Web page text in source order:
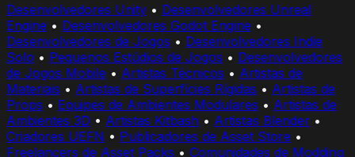
Desenvolvedores Unity • Desenvolvedores Unreal
Engine • Desenvolvedores Godot Engine •
Desenvolvedores de Jogos • Desenvolvedores Indie
Solo • Pequenos Estúdios de Jogos • Desenvolvedores
de Jogos Mobile • Artistas Técnicos • Artistas de
Materiais • Artistas de Superfícies Rígidas • Artistas de
Props • Equipes de Ambientes Modulares • Artistas de
Ambientes 3D • Artistas Kitbash • Artistas Blender •
Criadores UEFN • Publicadores de Asset Store •
Freelancers de Asset Packs • Comunidades de Modding